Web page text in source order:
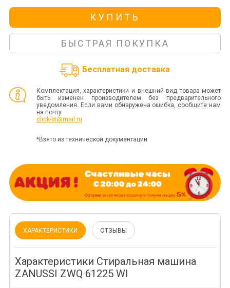
КУПИТЬ
БЫСТРАЯ ПОКУПКА
Бесплатная доставка
Комплектация, характеристики и внешний вид товара может
быть изменен производителем без предварительного
уведомления. Если вами обнаружена ошибка, сообщите нам
на почту
click-bt@mail.ru
*Взято из технической документации
ХАРАКТЕРИСТИКИ ОТЗЫВЫ
Характеристики Стиральная машина
ZANUSSI ZWQ 61225 WI